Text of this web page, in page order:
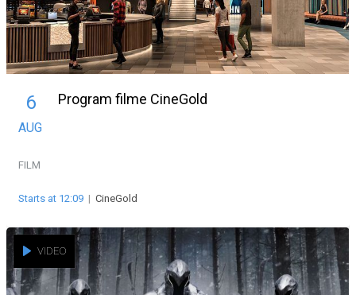
6
AUG
Program filme CineGold
FILM
Starts at 12:09 | CineGold
VIDEO